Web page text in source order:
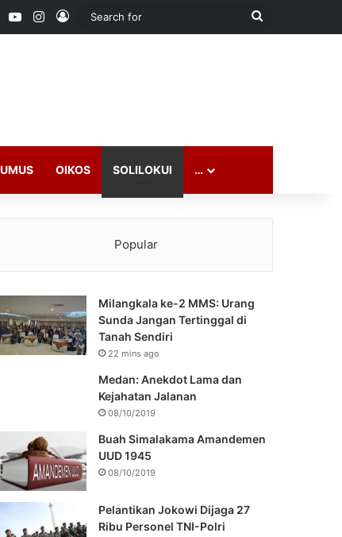
YouTubeInstagram
Log In
Search
OIKOS SOLILOKUI …
Popular
Milangkala ke-2 MMS: Urang
Sunda Jangan Tertinggal di
Tanah Sendiri
22 mins ago
Medan: Anekdot Lama dan
Kejahatan Jalanan
08/10/2019
Buah Simalakama Amandemen
UUD 1945
08/10/2019
Pelantikan Jokowi Dijaga 27
Ribu Personel TNI-Polri